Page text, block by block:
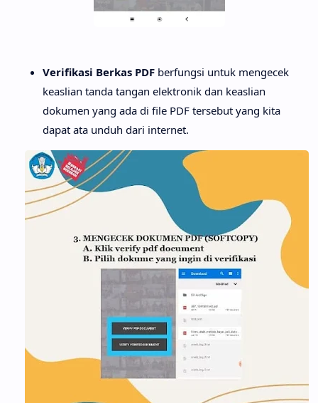
Verifikasi Berkas PDF berfungsi untuk mengecek
keaslian tanda tangan elektronik dan keaslian
dokumen yang ada di file PDF tersebut yang kita
dapat ata unduh dari internet.